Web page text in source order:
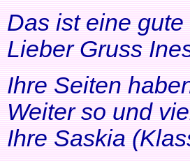
Das ist eine
Lieber Gruss
Ihre Seiten
Weiter so und
Ihre Saskia